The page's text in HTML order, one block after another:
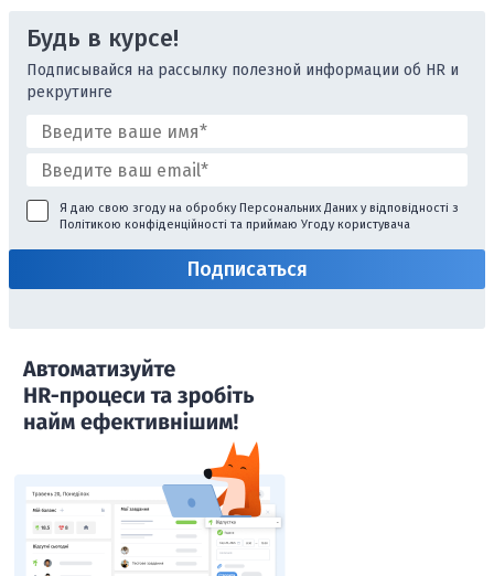
Будь в курсе!
Подписывайся на рассылку полезной информации об HR и
рекрутинге
Я даю свою згоду на обробку Персональних Даних у відповідності з
Політикою конфіденційності та приймаю Угоду користувача